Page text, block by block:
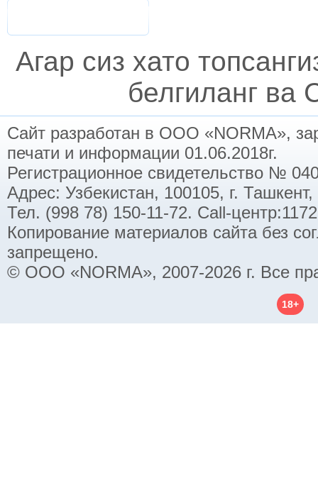
Агар сиз хато
белгиланг ва
Сайт разработан в ООО «NORMA»,
печати и информации 01.06.2018г.
Регистрационное свидетельство №
Адрес: Узбекистан, 100105, г.
Тел. (998 78) 150-11-72. Call-
Копирование материалов сайта без
запрещено.
© ООО «NORMA», 2007-2026 г. Все
18+